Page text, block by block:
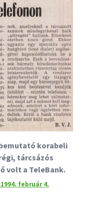
korabeli
tárcsázós
volt a TeleBank.
február 4.